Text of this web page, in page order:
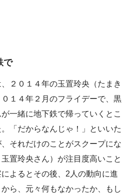
で
２０１４年の玉置玲央（たまき
１４年２月のフライデーで、黒
一緒に地下鉄で帰っていくとこ
「だからなんじゃ！」といいた
それだけのことがスクープにな
置玲央さん）が注目度高いこと
よるとその後、2人の動向に進
ら、元々何もなかったか、もし